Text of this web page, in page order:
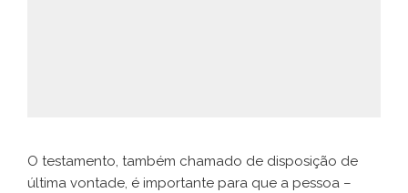
O testamento, também chamado de disposição de
última vontade, é importante para que a pessoa –